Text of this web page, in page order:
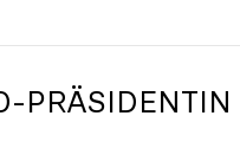
Unis
-PRÄSIDENTIN